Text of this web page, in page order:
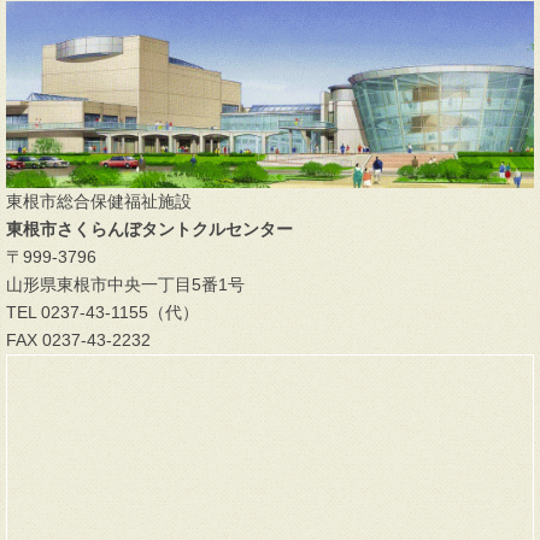
東根市総合保健福祉施設
東根市さくらんぼタントクルセンター
〒999-3796
山形県東根市中央一丁目5番1号
TEL 0237-43-1155（代）
FAX 0237-43-2232